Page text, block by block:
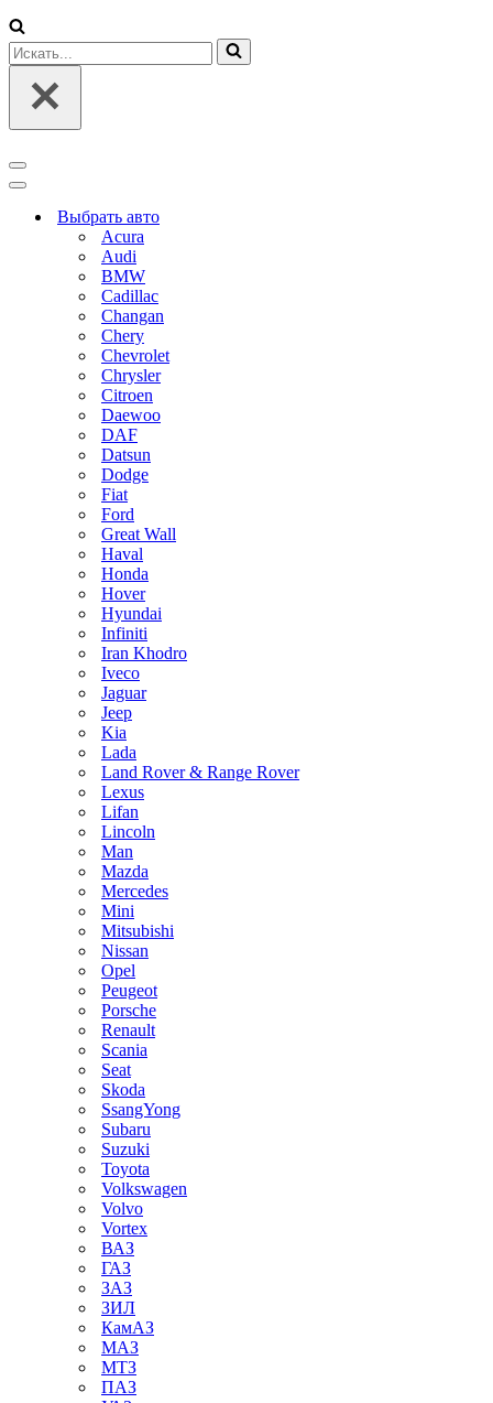
Искать...
Меню
навигации
Меню
навигацииВыбрать авто
Acura
Audi
BMW
Cadillac
Changan
Chery
Chevrolet
Chrysler
Citroen
Daewoo
DAF
Datsun
Dodge
Fiat
Ford
Great Wall
Haval
Honda
Hover
Hyundai
Infiniti
Iran Khodro
Iveco
Jaguar
Jeep
Kia
Lada
Land Rover & Range Rover
Lexus
Lifan
Lincoln
Man
Mazda
Mercedes
Mini
Mitsubishi
Nissan
Opel
Peugeot
Porsche
Renault
Scania
Seat
Skoda
SsangYong
Subaru
Suzuki
Toyota
Volkswagen
Volvo
Vortex
ВАЗ
ГАЗ
ЗАЗ
ЗИЛ
КамАЗ
МАЗ
МТЗ
ПАЗ